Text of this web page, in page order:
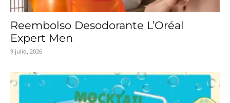
Reembolso Desodorante L’Oréal
Expert Men
9 julio, 2026